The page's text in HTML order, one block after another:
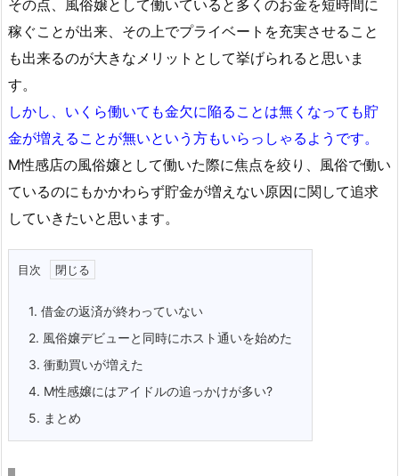
その点、風俗嬢として働いていると多くのお金を短時間に
稼ぐことが出来、その上でプライベートを充実させること
も出来るのが大きなメリットとして挙げられると思いま
す。
しかし、いくら働いても金欠に陥ることは無くなっても貯
金が増えることが無いという方もいらっしゃるようです。
M性感店の風俗嬢として働いた際に焦点を絞り、風俗で働い
ているのにもかかわらず貯金が増えない原因に関して追求
していきたいと思います。
目次
1. 借金の返済が終わっていない
2. 風俗嬢デビューと同時にホスト通いを始めた
3. 衝動買いが増えた
4. M性感嬢にはアイドルの追っかけが多い?
5. まとめ